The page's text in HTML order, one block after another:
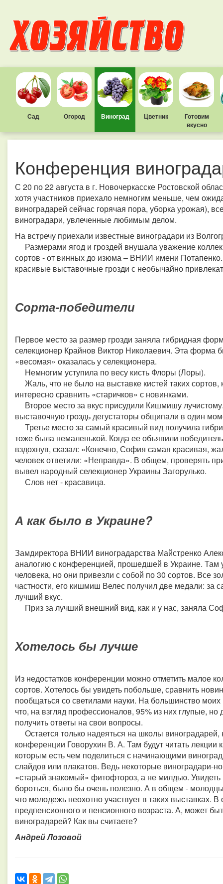
Сад Огород Виноград Цветник
Готовим
вкусно
Конференция
С 20 по 22 августа в г. Новочеркасске Ростовской
хотя участников приехало немногим меньше, чем
виноградарей сейчас горячая пора, уборка урожая),
виноградари, увлеченные любимым делом.
На встречу приехали известные виноградари из
Размерами ягод и гроздей внушала уважение
сортов - от винных до изюма – ВНИИ имени
красивые выставочные грозди с необычайно
Сорта-победители
Первое место за размер грозди заняла гибридная
селекционер Крайнов Виктор Николаевич. Эта форма
«весомая» оказалась у селекционера.
Немногим уступила по весу кисть Флоры (Лоры).
Жаль, что не было на выставке кистей таких
интересно сравнить «старичков» с новинками.
Второе место за вкус присудили Кишмишу
выставочную гроздь дегустаторы общипали в один
Третье место за самый красивый вид получила
тоже была немаленькой. Когда ее объявили
вздохнув, сказал: «Конечно, София самая красивая,
человек ответили: «Неправда». В общем, проверять
вывел народный селекционер Украины Загорулько.
Слов нет - красавица.
А как было в Украине?
Замдиректора ВНИИ виноградарства Майстренко
аналогию с конференцией, прошедшей в Украине. Там
человека, но они привезли с собой по 30 сортов. Все
частности, его кишмиш Велес получил две медали: за
лучший вкус.
Приз за лучший внешний вид, как и у нас, заняла
Хотелось бы лучше
Из недостатков конференции можно отметить малое
сортов. Хотелось бы увидеть побольше, сравнить
пообщаться со светилами науки. На большинство
что, на взгляд профессионалов, 95% из них глупые,
получить ответы на свои вопросы.
Остается только надеяться на школы виноградарей,
конференции Говорухин В. А. Там будут читать лекции
которым есть чем поделиться с начинающими
слайдов или плакатов. Ведь некоторые виноградари-
«старый знакомый» фитофтороз, а не милдью. Увидеть
бороться, было бы очень полезно. А в общем -
что молодежь неохотно участвует в таких выставках.
предпенсионного и пенсионного возраста. А, может
виноградарей? Как вы считаете?
Андрей Лозовой